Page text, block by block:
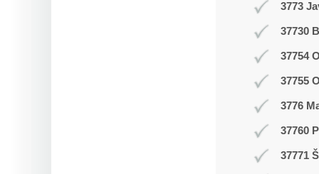
3773
37730
37754
37755
3776
37760
37771